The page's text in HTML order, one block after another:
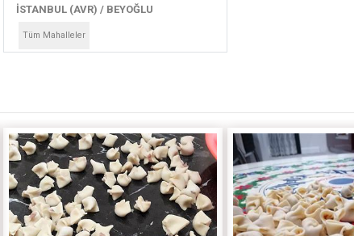
İSTANBUL (AVR) / BEYOĞLU
Tüm Mahalleler